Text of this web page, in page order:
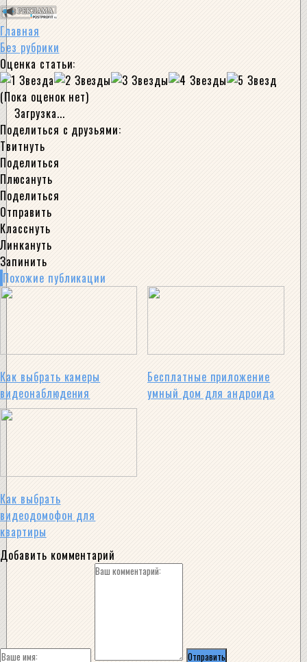
Главная
Без рубрики
Оценка статьи:
(Пока оценок нет)
Загрузка...
Поделиться с друзьями:
Твитнуть
Поделиться
Плюсануть
Поделиться
Отправить
Класснуть
Линкануть
Запинить
Похожие публикации
Как выбрать камеры
видеонаблюдения
Бесплатные приложение
умный дом для андроида
Как выбрать
видеодомофон для
квартиры
Добавить комментарий